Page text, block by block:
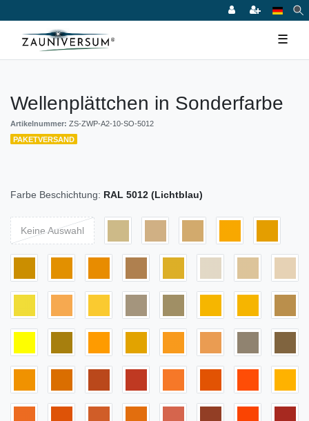
☰
Wellenplättchen in Sonderfarbe
Artikelnummer: ZS-ZWP-A2-10-SO-5012
PAKETVERSAND
Farbe Beschichtung: RAL 5012 (Lichtblau)
Keine Auswahl